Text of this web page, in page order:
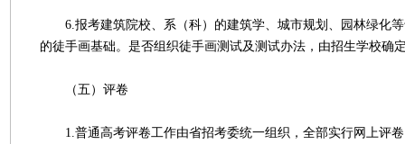
6.报考建筑院校、系（科）的建筑学、城市规划、园林绿化等
的徒手画基础。是否组织徒手画测试及测试办法，由招生学校确
（五）评卷
1.普通高考评卷工作由省招考委统一组织，全部实行网上评卷